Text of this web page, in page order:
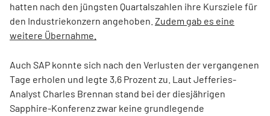
hatten nach den jüngsten Quartalszahlen ihre Kursziele für
den Industriekonzern angehoben. Zudem gab es eine
weitere Übernahme.
Auch SAP konnte sich nach den Verlusten der vergangenen
Tage erholen und legte 3,6 Prozent zu. Laut Jefferies-
Analyst Charles Brennan stand bei der diesjährigen
Sapphire-Konferenz zwar keine grundlegende